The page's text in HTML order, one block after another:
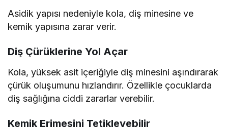
Asidik yapısı nedeniyle kola, diş minesine ve
kemik yapısına zarar verir.
Diş Çürüklerine Yol Açar
Kola, yüksek asit içeriğiyle diş minesini aşındırarak
çürük oluşumunu hızlandırır. Özellikle çocuklarda
diş sağlığına ciddi zararlar verebilir.
Kemik Erimesini Tetikleyebilir